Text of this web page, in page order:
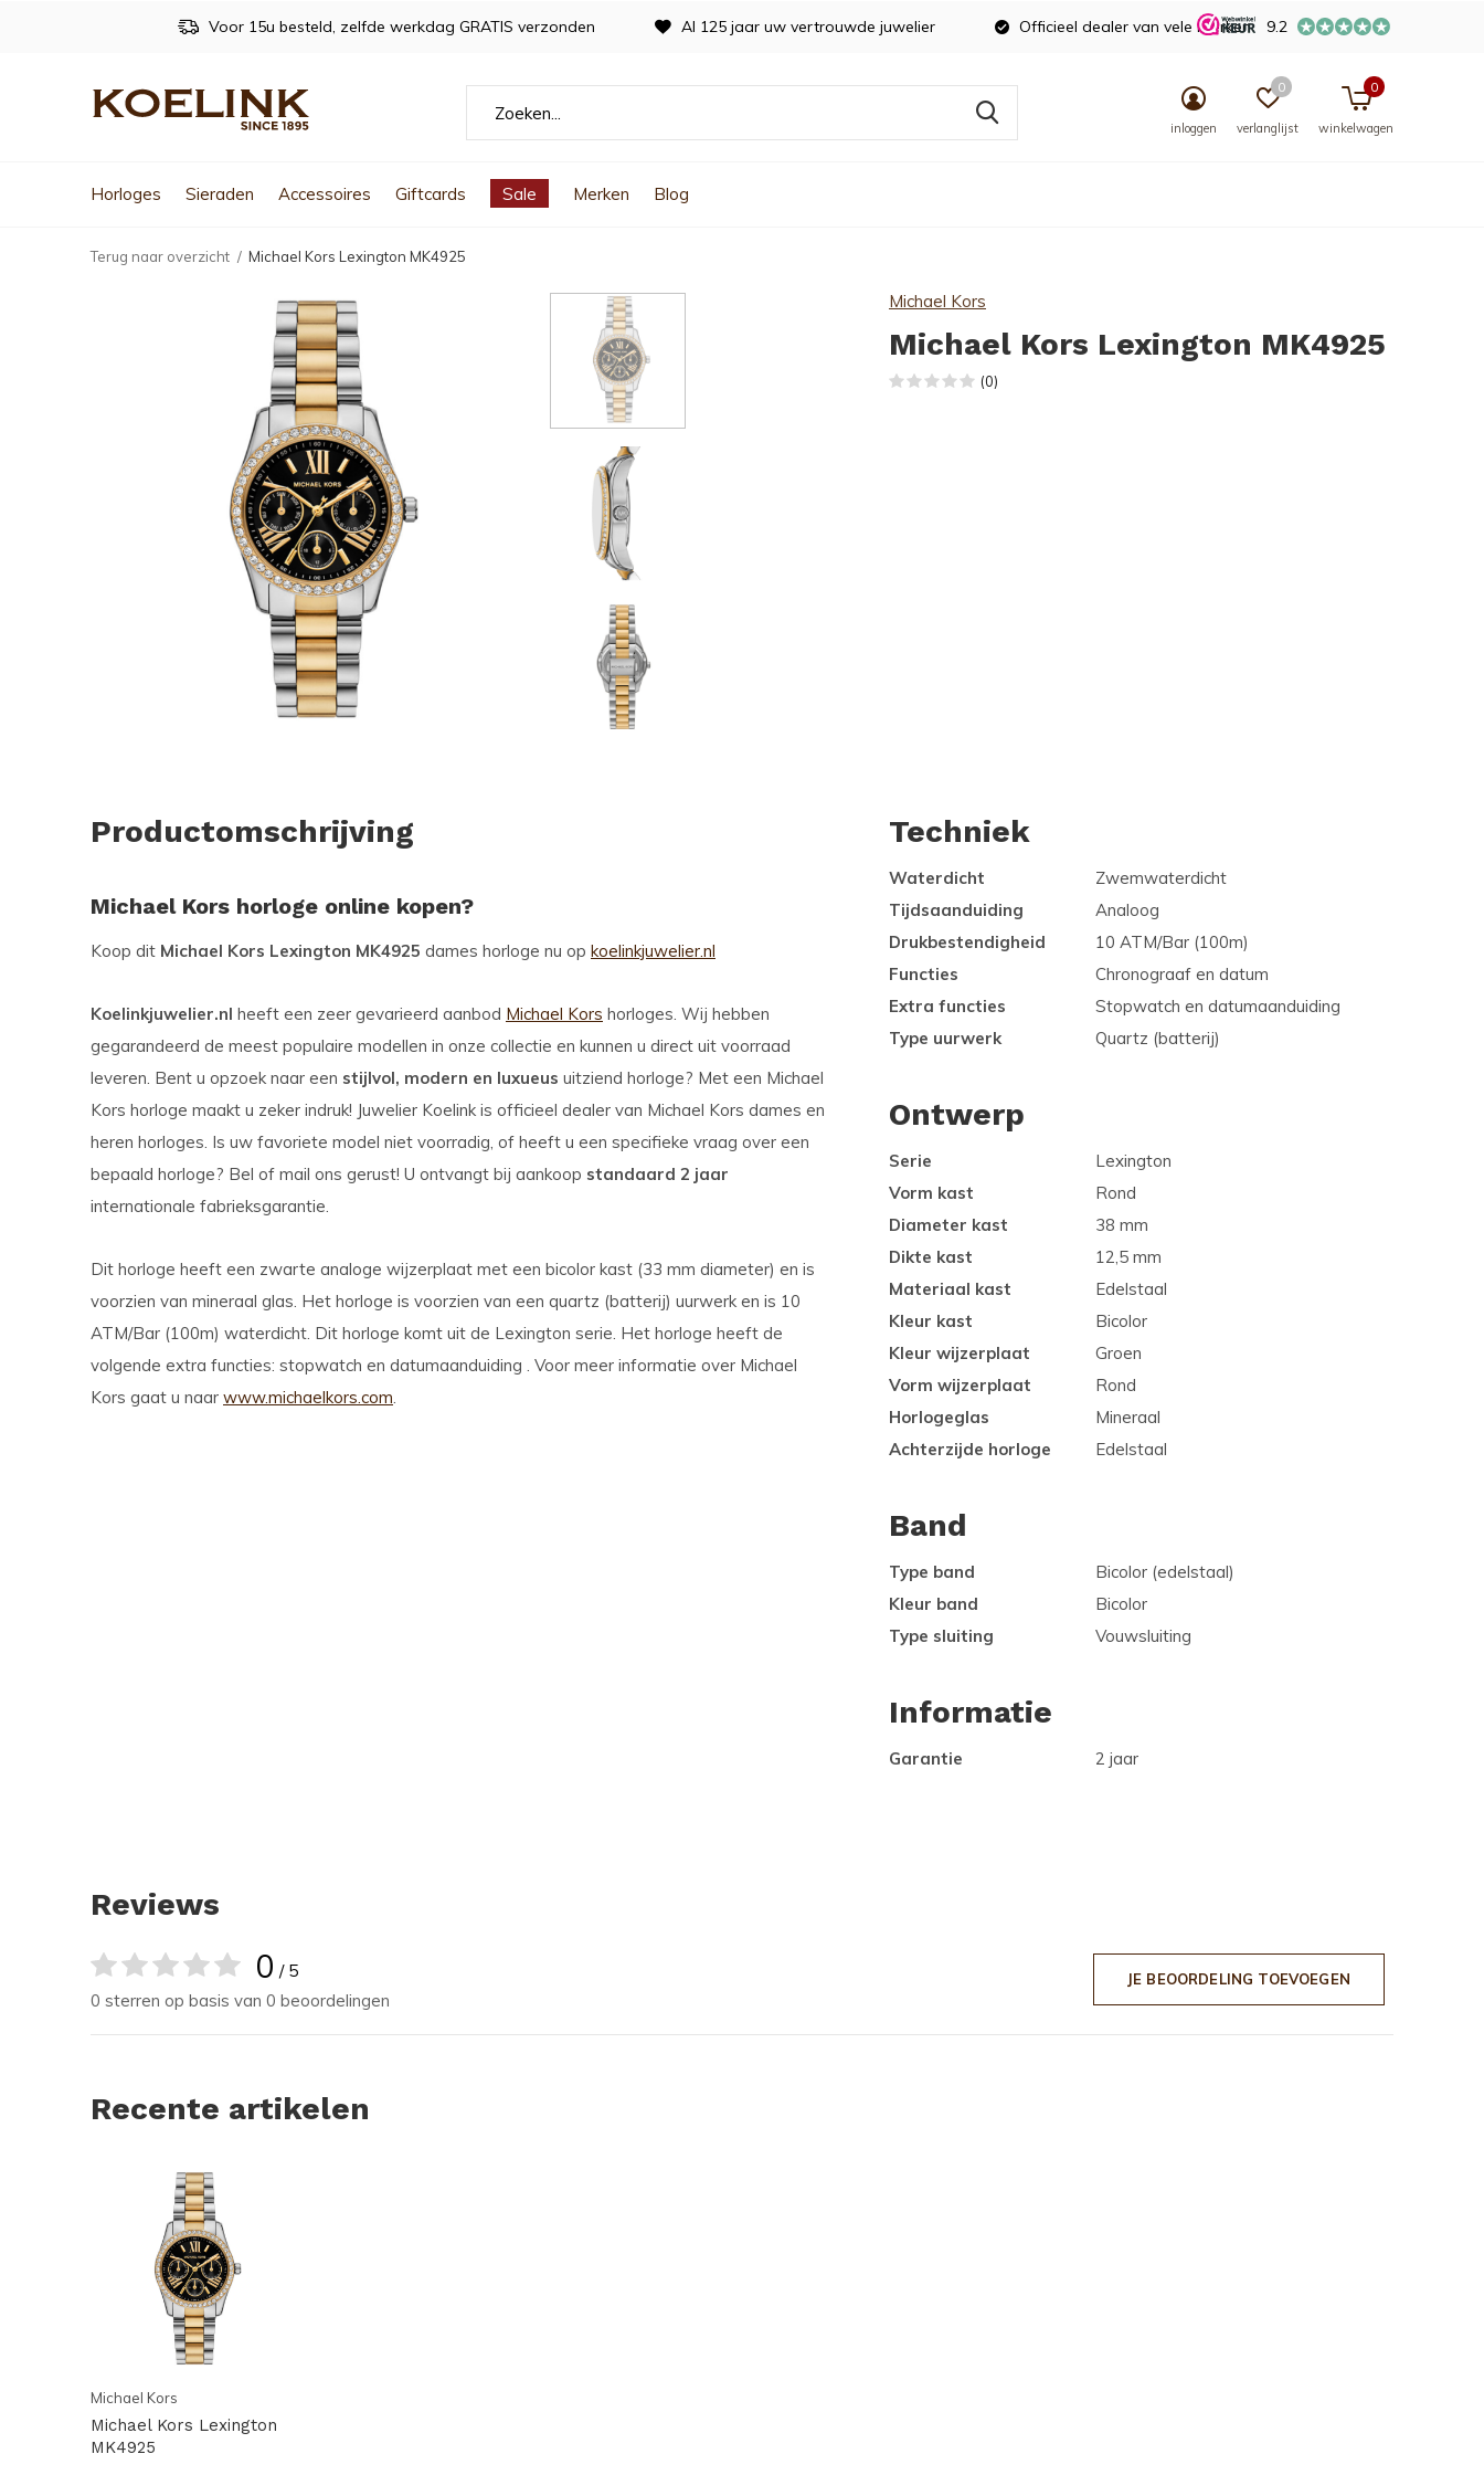
Horloges Sieraden Accessoires Giftcards Sale Merken Blog
inloggen verlanglijst
0
winkelwagen
0
Voor 15u besteld, zelfde werkdag GRATIS verzonden Al 125 jaar uw vertrouwde juwelier Officieel dealer van vele merken 9.2
Terug naar overzicht Michael Kors Lexington MK4925
Michael Kors
Michael Kors Lexington MK4925
(0)
Productomschrijving
Michael Kors horloge online kopen?
Koop dit Michael Kors Lexington MK4925 dames horloge nu op koelinkjuwelier.nl
Koelinkjuwelier.nl heeft een zeer gevarieerd aanbod Michael Kors horloges. Wij hebben
gegarandeerd de meest populaire modellen in onze collectie en kunnen u direct uit voorraad
leveren. Bent u opzoek naar een stijlvol, modern en luxueus uitziend horloge? Met een Michael
Kors horloge maakt u zeker indruk! Juwelier Koelink is officieel dealer van Michael Kors dames en
heren horloges. Is uw favoriete model niet voorradig, of heeft u een specifieke vraag over een
bepaald horloge? Bel of mail ons gerust! U ontvangt bij aankoop standaard 2 jaar
internationale fabrieksgarantie.
Dit horloge heeft een zwarte analoge wijzerplaat met een bicolor kast (33 mm diameter) en is
voorzien van mineraal glas. Het horloge is voorzien van een quartz (batterij) uurwerk en is 10
ATM/Bar (100m) waterdicht. Dit horloge komt uit de Lexington serie. Het horloge heeft de
volgende extra functies: stopwatch en datumaanduiding . Voor meer informatie over Michael
Kors gaat u naar www.michaelkors.com.
Techniek
Waterdicht
Zwemwaterdicht
Tijdsaanduiding
Analoog
Drukbestendigheid
10 ATM/Bar (100m)
Functies
Chronograaf en datum
Extra functies
Stopwatch en datumaanduiding
Type uurwerk
Quartz (batterij)
Ontwerp
Serie
Lexington
Vorm kast
Rond
Diameter kast
38 mm
Dikte kast
12,5 mm
Materiaal kast
Edelstaal
Kleur kast
Bicolor
Kleur wijzerplaat
Groen
Vorm wijzerplaat
Rond
Horlogeglas
Mineraal
Achterzijde horloge
Edelstaal
Band
Type band
Bicolor (edelstaal)
Kleur band
Bicolor
Type sluiting
Vouwsluiting
Informatie
Garantie 2 jaar
Reviews
0 / 5
0 sterren op basis van 0 beoordelingen
JE BEOORDELING TOEVOEGEN
Recente artikelen
Michael Kors
Michael Kors Lexington
MK4925